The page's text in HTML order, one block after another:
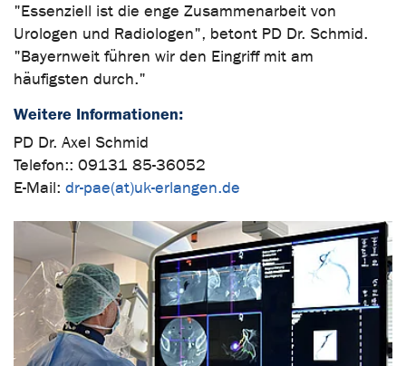
"Essenziell ist die enge Zusammenarbeit von
Urologen und Radiologen", betont PD Dr. Schmid.
"Bayernweit führen wir den Eingriff mit am
häufigsten durch."
Weitere Informationen:
PD Dr. Axel Schmid
Telefon:: 09131 85-36052
E-Mail: dr-pae(at)uk-erlangen.de